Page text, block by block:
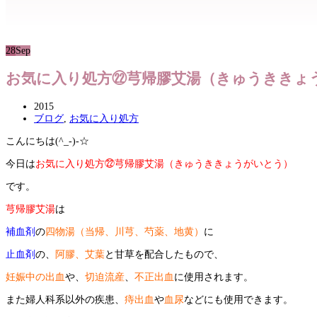
28Sep
お気に入り処方㉒芎帰膠艾湯（きゅうききょ
2015
ブログ お気に入り処方
こんにちは(^_-)-☆
今日はお気に入り処方㉒芎帰膠艾湯（きゅうききょうがいとう）
です。
芎帰膠艾湯は
補血剤 の四物湯（当帰、川芎、芍薬、地黄） に
止血剤 の、 阿膠、艾葉と甘草を配合したもので、
妊娠中の出血や、 切迫流産 不正出血 に使用されます。
また婦人科系以外の疾患、 痔出血や血尿などにも使用できます。